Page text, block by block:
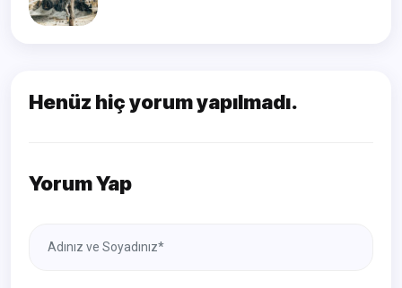
Henüz hiç yorum yapılmadı.
Yorum Yap